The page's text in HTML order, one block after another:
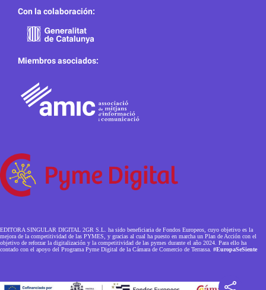
Con la colaboración:
Miembros asociados:
EDITORA SINGULAR DIGITAL 2GR S.L. ha sido beneficiaria de Fondos Europeos, cuyo objetivo es la
mejora de la competitividad de las PYMES, y gracias al cual ha puesto en marcha un Plan de Acción con el
objetivo de reforzar la digitalización y la competitividad de las pymes durante el año 2024. Para ello ha
contado con el apoyo del Programa Pyme Digital de la Cámara de Comercio de Terrassa. #EuropaSeSiente